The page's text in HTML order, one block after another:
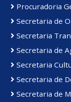
Procuradoria
Secretaria de
Secretaria
Secretaria de
Secretaria
Secretaria de
Secretaria de